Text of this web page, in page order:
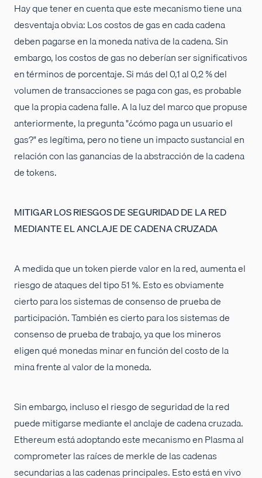
Hay que tener en cuenta que este mecanismo tiene una
desventaja obvia: Los costos de gas en cada cadena
deben pagarse en la moneda nativa de la cadena. Sin
embargo, los costos de gas no deberían ser significativos
en términos de porcentaje. Si más del 0,1 al 0,2 % del
volumen de transacciones se paga con gas, es probable
que la propia cadena falle. A la luz del marco que propuse
anteriormente, la pregunta "¿cómo paga un usuario el
gas?" es legítima, pero no tiene un impacto sustancial en
relación con las ganancias de la abstracción de la cadena
de tokens.
MITIGAR LOS RIESGOS DE SEGURIDAD DE LA RED
MEDIANTE EL ANCLAJE DE CADENA CRUZADA
A medida que un token pierde valor en la red, aumenta el
riesgo de ataques del tipo 51 %. Esto es obviamente
cierto para los sistemas de consenso de prueba de
participación. También es cierto para los sistemas de
consenso de prueba de trabajo, ya que los mineros
eligen qué monedas minar en función del costo de la
mina frente al valor de la moneda.
Sin embargo, incluso el riesgo de seguridad de la red
puede mitigarse mediante el anclaje de cadena cruzada.
Ethereum está adoptando este mecanismo en Plasma al
comprometer las raíces de merkle de las cadenas
secundarias a las cadenas principales. Esto está en vivo